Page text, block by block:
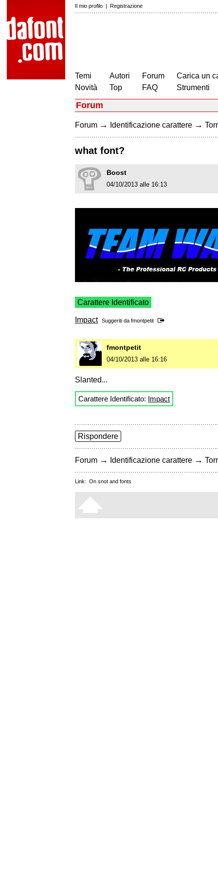
Il mio profilo | Registrazione
Temi
Novità
Autori
Top
Forum
FAQ
Carica un
Strumenti
Forum
Forum → Identificazione carattere →
what font?
Boost
04/10/2013 alle 16:13
Carattere Identificato
Impact Suggeriti da fmontpetit
fmontpetit
04/10/2013 alle 16:16
Slanted...
Carattere Identificato: Impact
Rispondere
Forum → Identificazione carattere →
Link: On snot and fonts